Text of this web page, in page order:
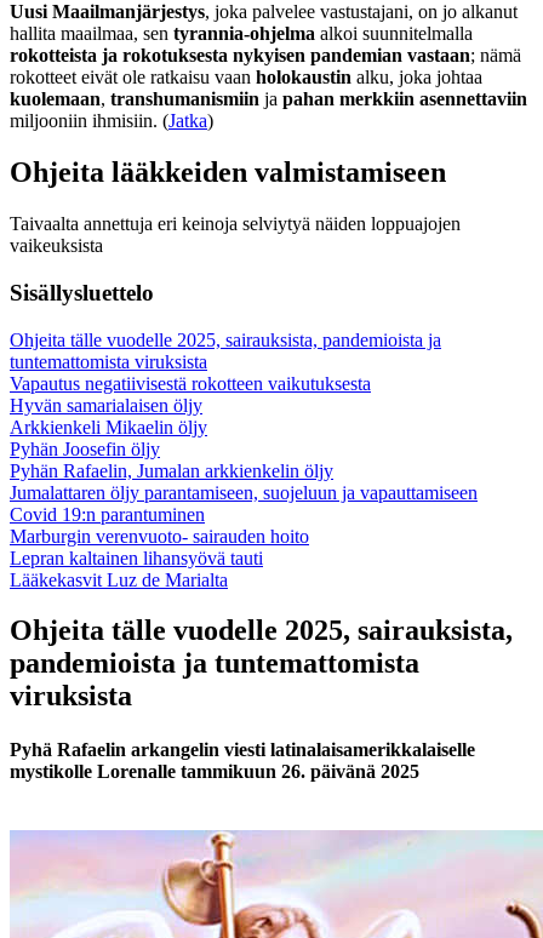
Uusi Maailmanjärjestys, joka palvelee vastustajani, on jo alkanut
hallita maailmaa, sen tyrannia-ohjelma alkoi suunnitelmalla
rokotteista ja rokotuksesta nykyisen pandemian vastaan; nämä
rokotteet eivät ole ratkaisu vaan holokaustin alku, joka johtaa
kuolemaan, transhumanismiin ja pahan merkkiin asennettaviin
miljooniin ihmisiin. (Jatka)
Ohjeita lääkkeiden valmistamiseen
Taivaalta annettuja eri keinoja selviytyä näiden loppuajojen
vaikeuksista
Sisällysluettelo
Ohjeita tälle vuodelle 2025, sairauksista, pandemioista ja
tuntemattomista viruksista
Vapautus negatiivisestä rokotteen vaikutuksesta
Hyvän samarialaisen öljy
Arkkienkeli Mikaelin öljy
Pyhän Joosefin öljy
Pyhän Rafaelin, Jumalan arkkienkelin öljy
Jumalattaren öljy parantamiseen, suojeluun ja vapauttamiseen
Covid 19:n parantuminen
Marburgin verenvuoto- sairauden hoito
Lepran kaltainen lihansyövä tauti
Lääkekasvit Luz de Marialta
Ohjeita tälle vuodelle 2025, sairauksista,
pandemioista ja tuntemattomista
viruksista
Pyhä Rafaelin arkangelin viesti latinalaisamerikkalaiselle
mystikolle Lorenalle tammikuun 26. päivänä 2025